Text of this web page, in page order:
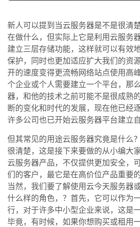
新人可以提到当云服务器是不是很清
在做什么，但实际上它是利用云服务
建立三层存储功能，这样就可以有效
保护，同时也更加适应扩大我们的资
开的速度变得更流畅网络站点使用高
个企业或个人需要建立一个平台，那
器，和他的技术之前可能不是很成熟
断的变化和时代的发展，现在他已经
许多公司也已开始云服务器平台建立
但其常见的用途云服务器究竟是什么
很清楚，这是接下来要做的从小编大
云服务器产品，不仅提供更加安全，
们的客户，最它是在高价位产品重要
当然，我们要了解使用云今天服务器
什么样的角色，？首先，它可以作为
行，对于许多中小型企业来说，这是
毕竟，有时候，如果你想购买或租用